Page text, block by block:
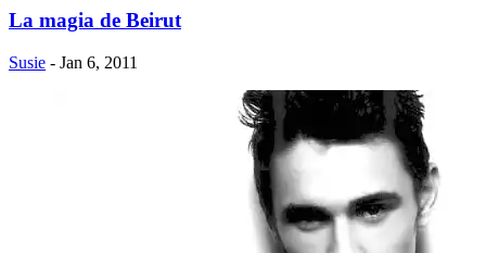
La magia de Beirut
Susie - Jan 6, 2011